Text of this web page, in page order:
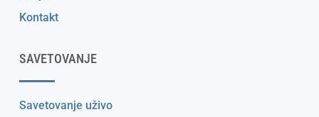
Kontakt
SAVETOVANJE
Savetovanje uživo